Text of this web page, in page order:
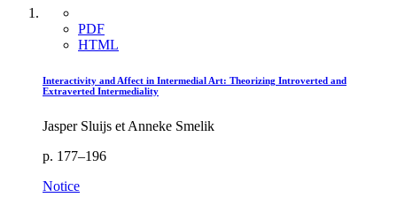
PDF
HTML
Interactivity and Affect in Intermedial Art: Theorizing Introverted and
Extraverted Intermediality
Jasper Sluijs et Anneke Smelik
p. 177–196
Notice